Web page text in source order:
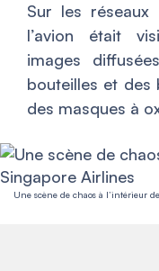
Sur les réseaux
l’avion était
images
bouteilles et des
des masques à
Une scène de chaos à l’intérieur